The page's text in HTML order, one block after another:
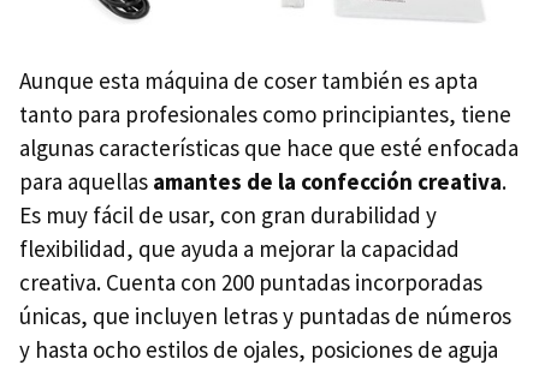
Aunque esta máquina de coser también es apta
tanto para profesionales como principiantes, tiene
algunas características que hace que esté enfocada
para aquellas amantes de la confección creativa.
Es muy fácil de usar, con gran durabilidad y
flexibilidad, que ayuda a mejorar la capacidad
creativa. Cuenta con 200 puntadas incorporadas
únicas, que incluyen letras y puntadas de números
y hasta ocho estilos de ojales, posiciones de aguja